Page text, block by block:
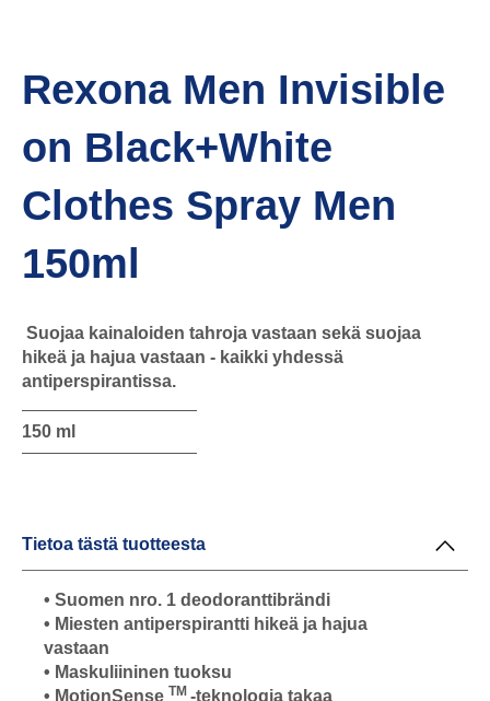
Rexona Men Invisible
on Black+White
Clothes Spray Men
150ml
Suojaa kainaloiden tahroja vastaan sekä suojaa
hikeä ja hajua vastaan - kaikki yhdessä
antiperspirantissa.
150 ml
Tietoa tästä tuotteesta
• Suomen nro. 1 deodoranttibrändi
• Miesten antiperspirantti hikeä ja hajua
vastaan
• Maskuliininen tuoksu
• MotionSense TM -teknologia takaa